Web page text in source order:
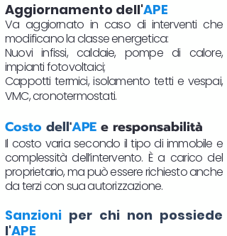
Aggiornamento dell'APE
Va aggiornato in caso di interventi che
modificano la classe energetica:
Nuovi infissi, caldaie, pompe di calore,
impianti fotovoltaici;
Cappotti termici, isolamento tetti e vespai,
VMC, cronotermostati.​
Costo dell'APE e responsabilità
Il costo varia secondo il tipo di immobile e
complessità dell’intervento. È a carico del
proprietario, ma può essere richiesto anche
da terzi con sua autorizzazione.
Sanzioni per chi non possiede
l'APE